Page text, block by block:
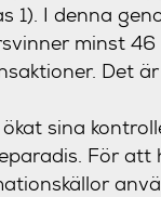
I denna
minst
Det
sina
För att